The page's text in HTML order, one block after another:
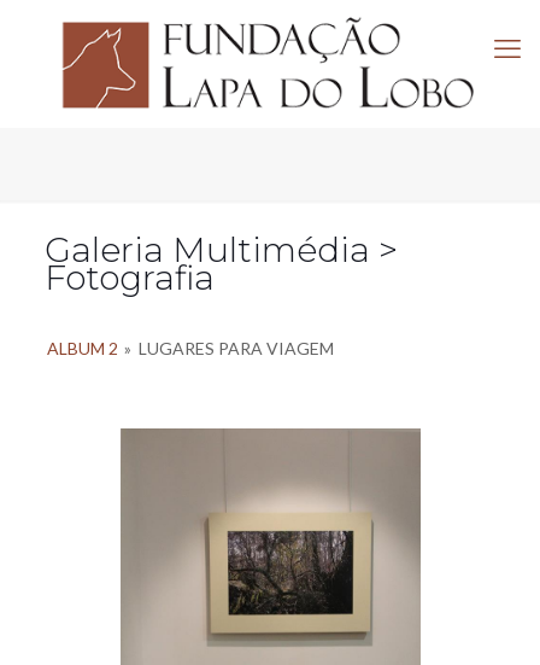
Galeria Multimédia >
Fotografia
ALBUM 2 » LUGARES PARA VIAGEM